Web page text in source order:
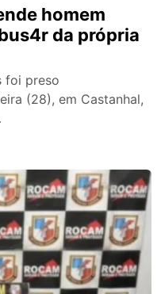
homem
da própria
foi preso
(28), em Castanhal,